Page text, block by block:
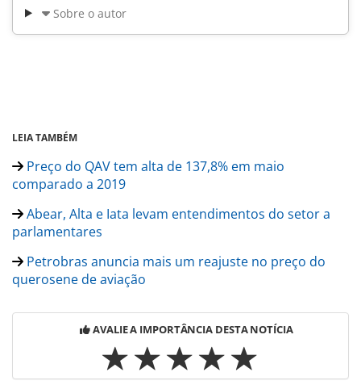
Sobre o autor
LEIA TAMBÉM
Preço do QAV tem alta de 137,8% em maio
comparado a 2019
Abear, Alta e Iata levam entendimentos do setor a
parlamentares
Petrobras anuncia mais um reajuste no preço do
querosene de aviação
AVALIE A IMPORTÂNCIA DESTA NOTÍCIA